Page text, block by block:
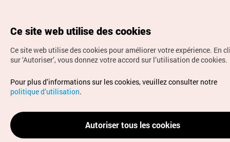
Droits d’auteur (c) Office National du Tourisme en Corée.
Tous droits réservés.
Pour les rapports d'erreurs et demandes de renseignements,
adressez vos demandes à
info.ontc@gmail.com
Ce site web utilise des cookies
Ce site web utilise des cookies pour améliorer votre expérience. En
sur ‘Autoriser’, vous donnez votre accord sur l’utilisation de cookies.
Pour plus d’informations sur les cookies, veuillez consulter notre
politique d’utilisation.
Autoriser tous les cookies